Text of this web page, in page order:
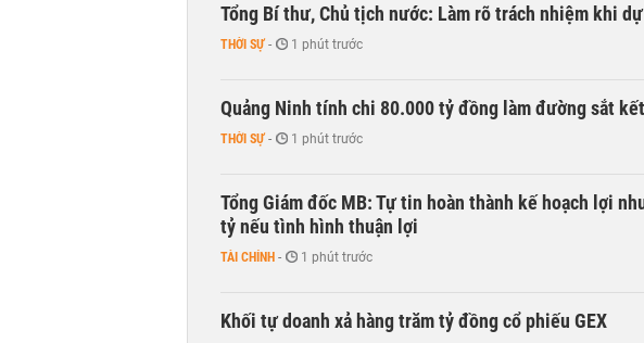
Tổng Bí thư, Chủ tịch nước: Làm rõ trách nhiệm khi
THỜI SỰ - 1 phút trước
Quảng Ninh tính chi 80.000 tỷ đồng làm đường sắt
THỜI SỰ - 1 phút trước
Tổng Giám đốc MB: Tự tin hoàn thành kế hoạch lợi
tỷ nếu tình hình thuận lợi
TÀI CHÍNH - 1 phút trước
Khối tự doanh xả hàng trăm tỷ đồng cổ phiếu GEX